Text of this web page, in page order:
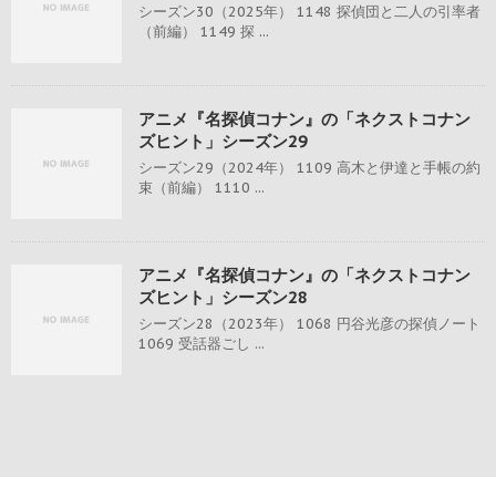
シーズン30（2025年） 1148 探偵団と二人の引率者
（前編） 1149 探 ...
アニメ『名探偵コナン』の「ネクストコナン
ズヒント」シーズン29
シーズン29（2024年） 1109 高木と伊達と手帳の約
束（前編） 1110 ...
アニメ『名探偵コナン』の「ネクストコナン
ズヒント」シーズン28
シーズン28（2023年） 1068 円谷光彦の探偵ノート
1069 受話器ごし ...